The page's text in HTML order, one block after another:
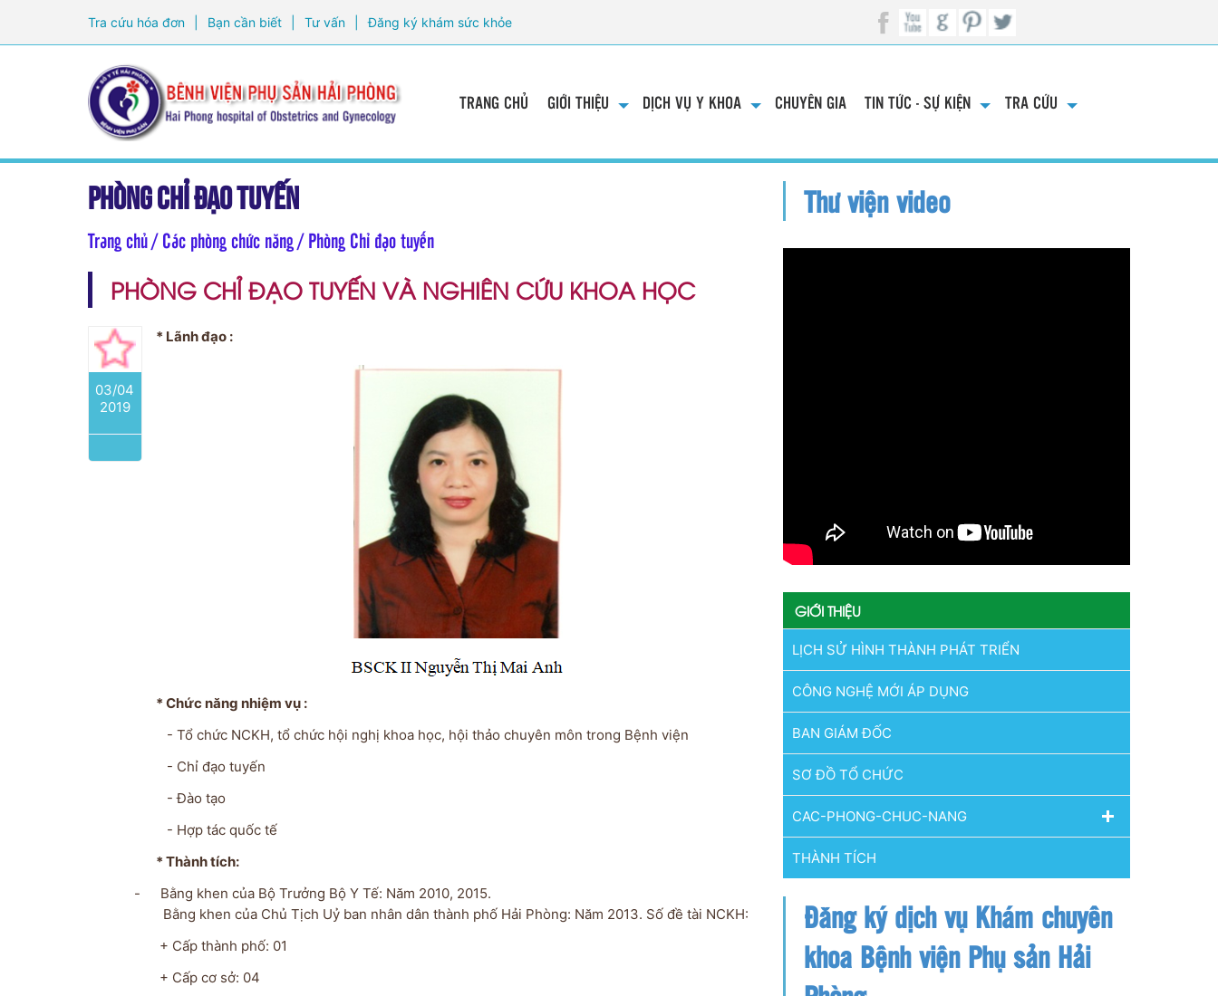
Tra cứu hóa đơn Bạn cần biết Tư vấn Đăng ký khám sức khỏe
TRANG CHỦ GIỚI THIỆU DỊCH VỤ Y KHOA CHUYÊN GIA TIN TỨC - SỰ KIỆN TRA CỨU
Phòng Chỉ đạo tuyến
Trang chủ/ Các phòng chức năng / Phòng Chỉ đạo tuyến
PHÒNG CHỈ ĐẠO TUYẾN VÀ NGHIÊN CỨU KHOA HỌC
03/04
2019
* Lãnh đạo :
* Chức năng nhiệm vụ :
- Tổ chức NCKH, tổ chức hội nghị khoa học, hội thảo chuyên môn trong Bệnh viện
- Chỉ đạo tuyến
- Đào tạo
- Hợp tác quốc tế
* Thành tích:
-
Bằng khen của Bộ Trưởng Bộ Y Tế: Năm 2010, 2015.
Bằng khen của Chủ Tịch Uỷ ban nhân dân thành phố Hải Phòng: Năm 2013. Số đề tài NCKH:
+ Cấp thành phố: 01
+ Cấp cơ sở: 04
Thư viện video
GIỚI THIỆU
LỊCH SỬ HÌNH THÀNH PHÁT TRIỂN
CÔNG NGHỆ MỚI ÁP DỤNG
BAN GIÁM ĐỐC
SƠ ĐỒ TỔ CHỨC
CAC-PHONG-CHUC-NANG
THÀNH TÍCH
Đăng ký dịch vụ Khám chuyên
khoa Bệnh viện Phụ sản Hải